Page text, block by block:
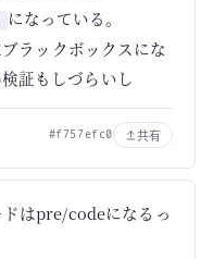
になっている。
ラックボックスにな
証もしづらいし
#f757efc0 共有
はpre/codeになるっ